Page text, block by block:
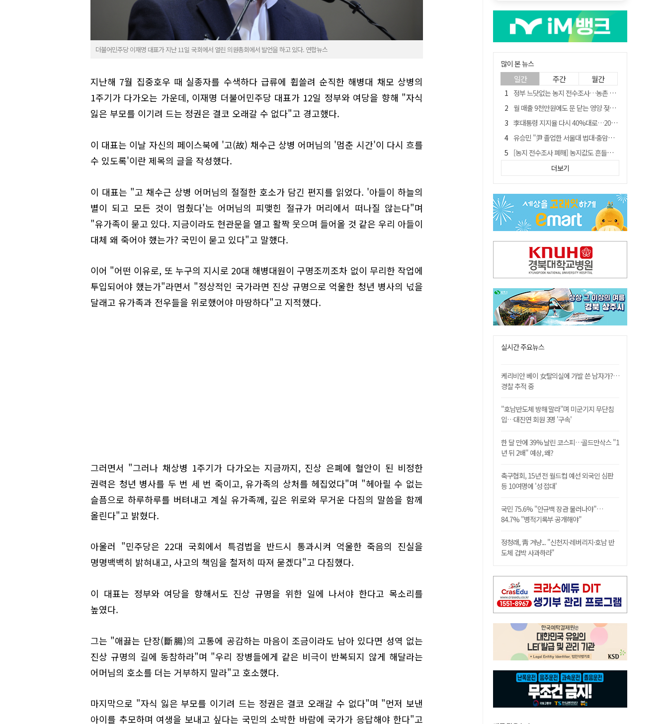
더불어민주당 이재명 대표가 지난 11일 국회에서 열린 의원총회에서 발언을 하고 있다. 연합뉴스
지난해 7월 집중호우 때 실종자를 수색하다 급류에 휩쓸려 순직한 해병대 채모 상병의
1주기가 다가오는 가운데, 이재명 더불어민주당 대표가 12일 정부와 여당을 향해 "자식
잃은 부모를 이기려 드는 정권은 결코 오래갈 수 없다"고 경고했다.
이 대표는 이날 자신의 페이스북에 '고(故) 채수근 상병 어머님의 '멈춘 시간'이 다시 흐를
수 있도록'이란 제목의 글을 작성했다.
이 대표는 "고 채수근 상병 어머님의 절절한 호소가 담긴 편지를 읽었다. '아들이 하늘의
별이 되고 모든 것이 멈췄다'는 어머님의 피맺힌 절규가 머리에서 떠나질 않는다"며
"유가족이 묻고 있다. 지금이라도 현관문을 열고 활짝 웃으며 들어올 것 같은 우리 아들이
대체 왜 죽어야 했는가? 국민이 묻고 있다"고 말했다.
이어 "어떤 이유로, 또 누구의 지시로 20대 해병대원이 구명조끼조차 없이 무리한 작업에
투입되어야 했는가"라면서 "정상적인 국가라면 진상 규명으로 억울한 청년 병사의 넋을
달래고 유가족과 전우들을 위로했어야 마땅하다"고 지적했다.
그러면서 "그러나 채상병 1주기가 다가오는 지금까지, 진상 은폐에 혈안이 된 비정한
권력은 청년 병사를 두 번 세 번 죽이고, 유가족의 상처를 헤집었다"며 "헤아릴 수 없는
슬픔으로 하루하루를 버텨내고 계실 유가족께, 깊은 위로와 무거운 다짐의 말씀을 함께
올린다"고 밝혔다.
아울러 "민주당은 22대 국회에서 특검법을 반드시 통과시켜 억울한 죽음의 진실을
명명백백히 밝혀내고, 사고의 책임을 철저히 따져 묻겠다"고 다짐했다.
이 대표는 정부와 여당을 향해서도 진상 규명을 위한 일에 나서야 한다고 목소리를
높였다.
그는 "애끓는 단장(斷腸)의 고통에 공감하는 마음이 조금이라도 남아 있다면 성역 없는
진상 규명의 길에 동참하라"며 "우리 장병들에게 같은 비극이 반복되지 않게 해달라는
어머님의 호소를 더는 거부하지 말라"고 호소했다.
마지막으로 "자식 잃은 부모를 이기려 드는 정권은 결코 오래갈 수 없다"며 "먼저 보낸
아이를 추모하며 여생을 보내고 싶다는 국민의 소박한 바람에 국가가 응답해야 한다"고
많이 본 뉴스
일간 주간 월간
정부 느닷없는 농지 전수조사…농촌 들쑤시는 '경자유전'의 칼날
월 매출 9천만원에도 문 닫는 영양 젖소농장… "일할 사람이 없어"
李대통령 지지율 다시 40%대로…20대는 18.8%p 급락
유승민 "尹 졸업한 서울대 법대·충암고도 없애야"…李 육사 통합 직격
[농지 전수조사 폐해] 농지값도 흔들리나…"도지 막히면 헐값 매물 나올 수도"
[농지 전수조사 폐해] '쌀 받고 논 내 준' 도지농 이제 어쩌나?
국민 51.9% "李 대통령 재판 재개 필요하다"
경북 영천시, 9월부터 11월까지 반값 여행 혜택 제공
아쉬운 태클
더보기
실시간 주요뉴스
케리비안 베이 女탈의실에 가발 쓴 남자가?…
경찰 추적 중
"호남반도체 방해 말라"며 미군기지 무단침
입…대진연 회원 3명 '구속'
한 달 만에 39% 날린 코스피…골드만삭스 "1
년 뒤 2배" 예상, 왜?
축구협회, 15년 전 월드컵 예선 외국인 심판
등 10여명에 '성 접대'
국민 75.6% "안규백 장관 물러나야"…
84.7% "병적기록부 공개해야"
정청래, 靑 겨냥... "신천지·레버리지·호남 반
도체 겁박 사과하라"